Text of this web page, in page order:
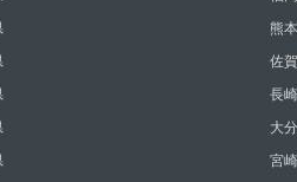
熊
佐
長
大
宮